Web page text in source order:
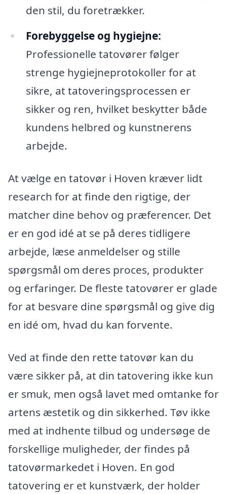
den stil, du foretrækker.
Forebyggelse og hygiejne:
Professionelle tatovører følger
strenge hygiejneprotokoller for at
sikre, at tatoveringsprocessen er
sikker og ren, hvilket beskytter både
kundens helbred og kunstnerens
arbejde.
At vælge en tatovør i Hoven kræver lidt
research for at finde den rigtige, der
matcher dine behov og præferencer. Det
er en god idé at se på deres tidligere
arbejde, læse anmeldelser og stille
spørgsmål om deres proces, produkter
og erfaringer. De fleste tatovører er glade
for at besvare dine spørgsmål og give dig
en idé om, hvad du kan forvente.
Ved at finde den rette tatovør kan du
være sikker på, at din tatovering ikke kun
er smuk, men også lavet med omtanke for
artens æstetik og din sikkerhed. Tøv ikke
med at indhente tilbud og undersøge de
forskellige muligheder, der findes på
tatovørmarkedet i Hoven. En god
tatovering er et kunstværk, der holder